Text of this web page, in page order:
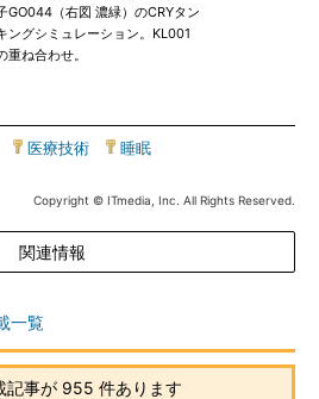
GO044（右図 濃緑）のCRYタン
ングシミュレーション。KL001
重ね合わせ。
医療技術 睡眠
Copyright © ITmedia, Inc. All Rights Reserved.
関連情報
一覧
記事が 955 件あります